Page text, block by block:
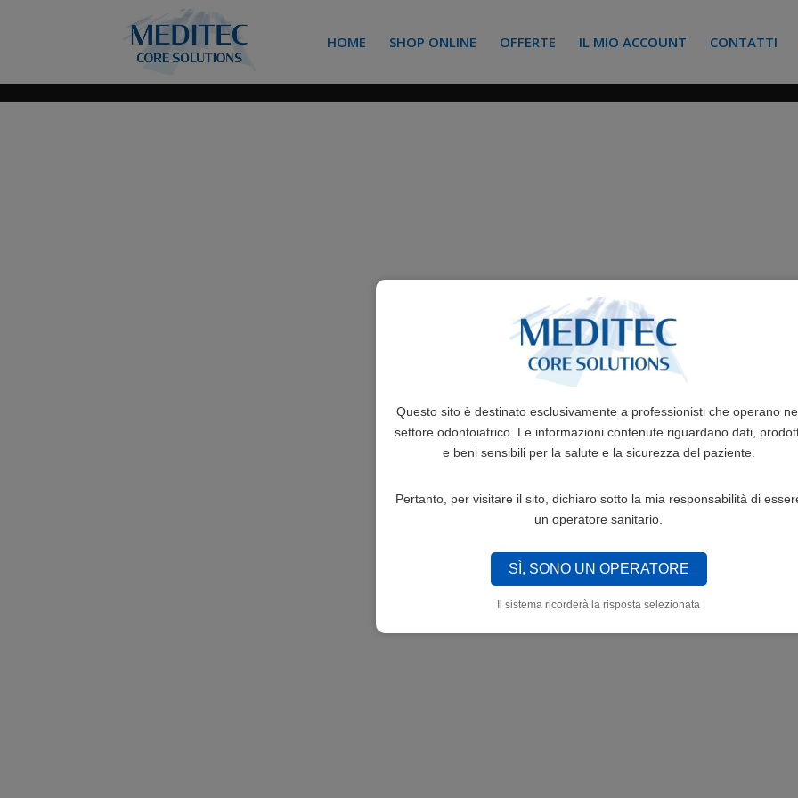
Questo sito è destinato esclusivamente a professionisti che operano
settore odontoiatrico. Le informazioni contenute riguardano dati,
e beni sensibili per la salute e la sicurezza del paziente.
Pertanto, per visitare il sito, dichiaro sotto la mia responsabilità di
un operatore sanitario.
SÌ, SONO UN OPERATORE
Il sistema ricorderà la risposta selezionata
HOME SHOP ONLINE OFFERTE IL MIO ACCOUNT CONTATTI